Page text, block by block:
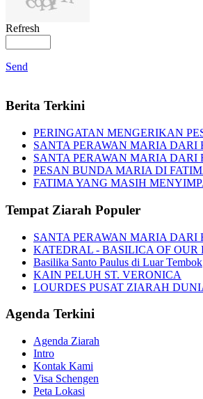
Refresh
Send
Berita Terkini
PERINGATAN MENGERIKAN
SANTA PERAWAN MARIA DARI
SANTA PERAWAN MARIA DARI
PESAN BUNDA MARIA DI
FATIMA YANG MASIH
Tempat Ziarah Populer
SANTA PERAWAN MARIA DARI
KATEDRAL - BASILICA OF OUR
Basilika Santo Paulus di Luar Tembok
KAIN PELUH ST. VERONICA
LOURDES PUSAT ZIARAH
Agenda Terkini
Agenda Ziarah
Intro
Kontak Kami
Visa Schengen
Peta Lokasi